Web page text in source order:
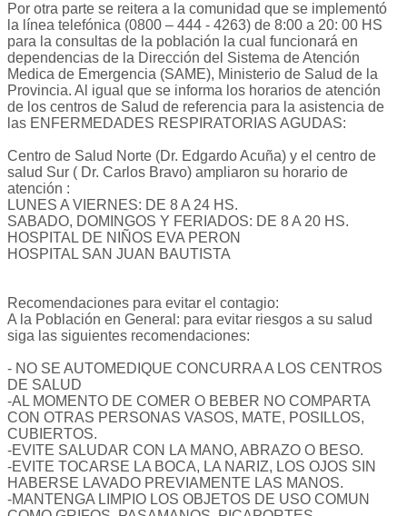
Por otra parte se reitera a la comunidad que se implementó
la línea telefónica (0800 – 444 - 4263) de 8:00 a 20: 00 HS
para la consultas de la población la cual funcionará en
dependencias de la Dirección del Sistema de Atención
Medica de Emergencia (SAME), Ministerio de Salud de la
Provincia. Al igual que se informa los horarios de atención
de los centros de Salud de referencia para la asistencia de
las ENFERMEDADES RESPIRATORIAS AGUDAS:
Centro de Salud Norte (Dr. Edgardo Acuña) y el centro de
salud Sur ( Dr. Carlos Bravo) ampliaron su horario de
atención :
LUNES A VIERNES: DE 8 A 24 HS.
SABADO, DOMINGOS Y FERIADOS: DE 8 A 20 HS.
HOSPITAL DE NIÑOS EVA PERON
HOSPITAL SAN JUAN BAUTISTA
Recomendaciones para evitar el contagio:
A la Población en General: para evitar riesgos a su salud
siga las siguientes recomendaciones:
- NO SE AUTOMEDIQUE CONCURRA A LOS CENTROS
DE SALUD
-AL MOMENTO DE COMER O BEBER NO COMPARTA
CON OTRAS PERSONAS VASOS, MATE, POSILLOS,
CUBIERTOS.
-EVITE SALUDAR CON LA MANO, ABRAZO O BESO.
-EVITE TOCARSE LA BOCA, LA NARIZ, LOS OJOS SIN
HABERSE LAVADO PREVIAMENTE LAS MANOS.
-MANTENGA LIMPIO LOS OBJETOS DE USO COMUN